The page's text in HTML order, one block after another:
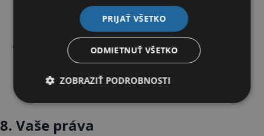
uchovávame po dobu potrebnú na jej
vyhotovenie, zaslanie, evidenciu a
preukazovanie komunikácie.
Ak dôjde k zmluvnému vzťahu, údaje môžeme
uchovávať aj po dobu vyžadovanú účtovnými,
po dobu potrebnú na ochranu právnych
8. Vaše práva
PRIJAŤ VŠETKO
ODMIETNUŤ VŠETKO
ZOBRAZIŤ PODROBNOSTI